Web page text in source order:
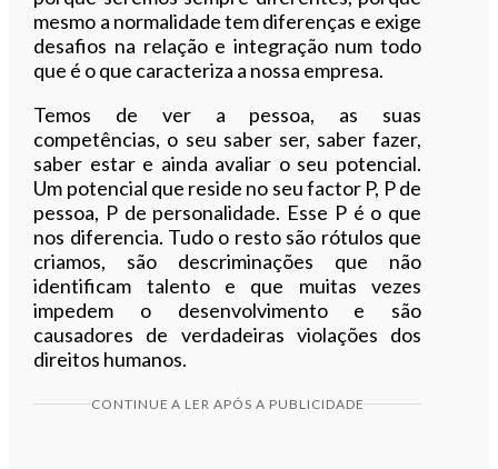
mesmo a normalidade tem diferenças e exige
desafios na relação e integração num todo
que é o que caracteriza a nossa empresa.
Temos de ver a pessoa, as suas
competências, o seu saber ser, saber fazer,
saber estar e ainda avaliar o seu potencial.
Um potencial que reside no seu factor P, P de
pessoa, P de personalidade. Esse P é o que
nos diferencia. Tudo o resto são rótulos que
criamos, são descriminações que não
identificam talento e que muitas vezes
impedem o desenvolvimento e são
causadores de verdadeiras violações dos
direitos humanos.
CONTINUE A LER APÓS A PUBLICIDADE